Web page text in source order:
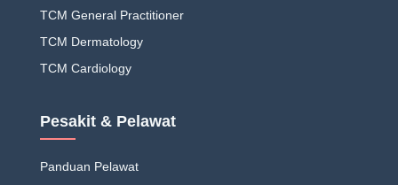
TCM General Practitioner
TCM Dermatology
TCM Cardiology
Pesakit & Pelawat
Panduan Pelawat